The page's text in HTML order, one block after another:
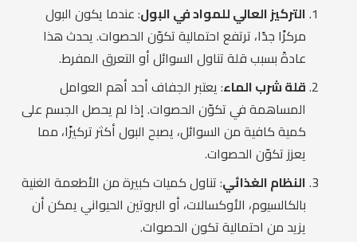
التركيز العالي للمواد في البول: عندما يكون البول
مركزًا جدًا، ترتفع احتمالية تكوّن الحصوات. يحدث هذا
عادةً بسبب قلة تناول السوائل أو التعرق المفرط.
قلة شرب الماء: يعتبر الجفاف أحد أهم العوامل
المساهمة في تكوّن الحصوات. إذا لم يحصل الجسم على
كمية كافية من السوائل، يصبح البول أكثر تركيزًا، مما
يعزز تكوّن الحصوات.
النظام الغذائي: تناول كميات كبيرة من الأطعمة الغنية
بالكالسيوم، الأوكسالات، أو البروتين الحيواني يمكن أن
يزيد من احتمالية تكون الحصوات.